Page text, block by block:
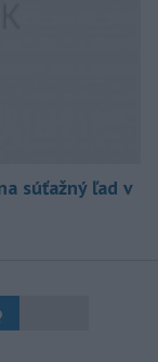
súťažný ľad v